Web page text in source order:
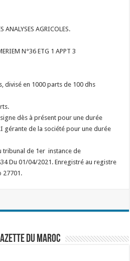
AGRICOLES.
N°36 ETG 1 APPT 3
divisé en 1000 parts de 100 dhs
dès à présent pour une durée
gérante de la société pour une durée
tribunal de 1er instance de
Du 01/04/2021. Enregistré au registre
27701.
du Maroc